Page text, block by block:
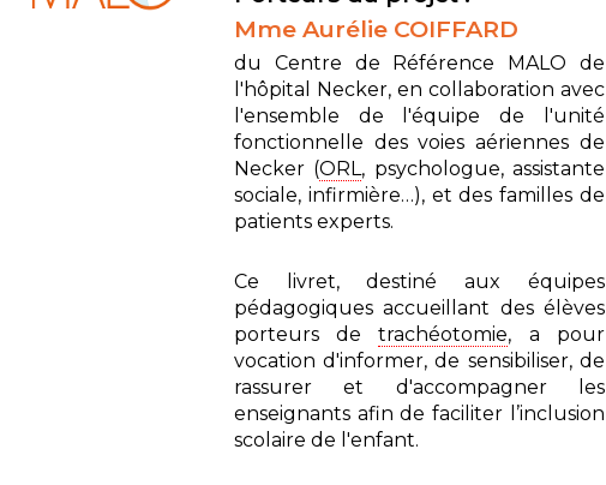
Mme Aurélie COIFFARD
du Centre de Référence MALO de
l'hôpital Necker, en collaboration avec
l'ensemble de l'équipe de l'unité
fonctionnelle des voies aériennes de
Necker (ORL , psychologue, assistante
sociale, infirmière…), et des familles de
patients experts.
Ce livret, destiné aux équipes
pédagogiques accueillant des élèves
porteurs detrachéotomie, a pour
vocation d'informer, de sensibiliser, de
rassurer et d'accompagner les
enseignants afin de faciliter l’inclusion
scolaire de l'enfant.